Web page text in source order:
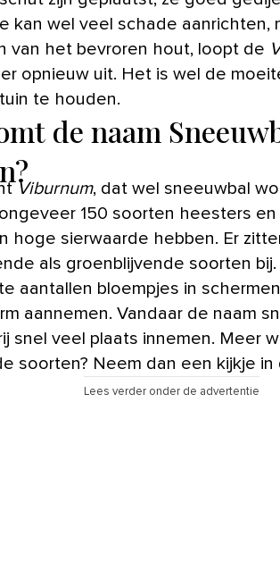
kan wel veel schade aanrichten,
van het bevroren hout, loopt de
opnieuw uit. Het is wel de
te houden.
de naam
Viburnum, dat wel sneeuwbal
150 soorten heesters
hoge sierwaarde hebben. Er
als groenblijvende soorten
aantallen bloempjes in
aannemen. Vandaar de naam
snel veel plaats innemen. Meer
soorten? Neem dan een kijkje in
Lees verder onder de advertentie